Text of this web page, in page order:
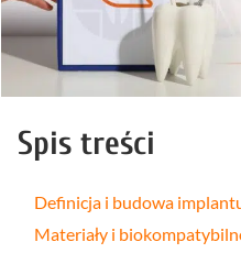
Spis treści
Definicja i budowa
Materiały i